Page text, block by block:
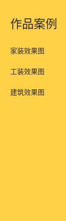
作品案例
家装效果图
工装效果图
建筑效果图